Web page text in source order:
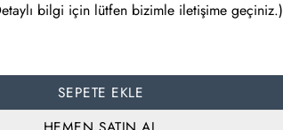
bilgi için lütfen bizimle iletişime geçiniz.)
SEPETE EKLE